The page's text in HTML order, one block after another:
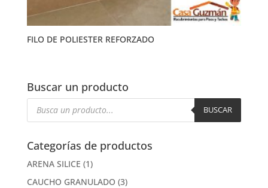
FILO DE POLIESTER REFORZADO
Buscar un producto
Búsqueda
BUSCAR
Categorías de productos
ARENA SILICE (1)
CAUCHO GRANULADO (3)